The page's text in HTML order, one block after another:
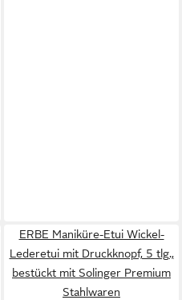
ERBE Maniküre-Etui Wickel-
Lederetui mit Druckknopf, 5 tlg.,
bestückt mit Solinger Premium
Stahlwaren